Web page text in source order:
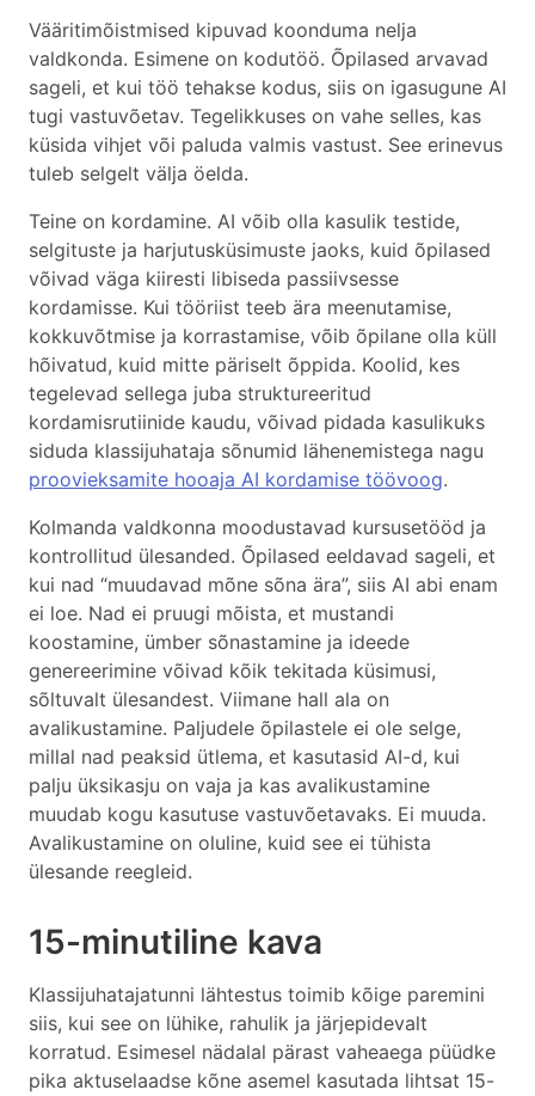
Vääritimõistmised kipuvad koonduma nelja
valdkonda. Esimene on kodutöö. Õpilased arvavad
sageli, et kui töö tehakse kodus, siis on igasugune AI
tugi vastuvõetav. Tegelikkuses on vahe selles, kas
küsida vihjet või paluda valmis vastust. See erinevus
tuleb selgelt välja öelda.
Teine on kordamine. AI võib olla kasulik testide,
selgituste ja harjutusküsimuste jaoks, kuid õpilased
võivad väga kiiresti libiseda passiivsesse
kordamisse. Kui tööriist teeb ära meenutamise,
kokkuvõtmise ja korrastamise, võib õpilane olla küll
hõivatud, kuid mitte päriselt õppida. Koolid, kes
tegelevad sellega juba struktureeritud
kordamisrutiinide kaudu, võivad pidada kasulikuks
siduda klassijuhataja sõnumid lähenemistega nagu
proovieksamite hooaja AI kordamise töövoog.
Kolmanda valdkonna moodustavad kursusetööd ja
kontrollitud ülesanded. Õpilased eeldavad sageli, et
kui nad “muudavad mõne sõna ära”, siis AI abi enam
ei loe. Nad ei pruugi mõista, et mustandi
koostamine, ümber sõnastamine ja ideede
genereerimine võivad kõik tekitada küsimusi,
sõltuvalt ülesandest. Viimane hall ala on
avalikustamine. Paljudele õpilastele ei ole selge,
millal nad peaksid ütlema, et kasutasid AI-d, kui
palju üksikasju on vaja ja kas avalikustamine
muudab kogu kasutuse vastuvõetavaks. Ei muuda.
Avalikustamine on oluline, kuid see ei tühista
ülesande reegleid.
15-minutiline kava
Klassijuhatajatunni lähtestus toimib kõige paremini
siis, kui see on lühike, rahulik ja järjepidevalt
korratud. Esimesel nädalal pärast vaheaega püüdke
pika aktuselaadse kõne asemel kasutada lihtsat 15-